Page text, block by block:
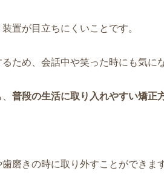
置が目立ちにくいことです。
ため、会話中や笑った時にも気に
普段の生活に取り入れやすい矯正
磨きの時に取り外すことができます